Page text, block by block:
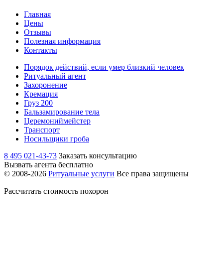
Главная
Цены
Отзывы
Полезная информация
Контакты
Порядок действий, если умер близкий человек
Ритуальный агент
Захоронение
Кремация
Груз 200
Бальзамирование тела
Церемониймейстер
Транспорт
Носильщики гроба
8 495 021-43-73 Заказать консультацию
Вызвать агента бесплатно
© 2008-2026 Ритуальные услуги Все права защищены
Рассчитать стоимость похорон